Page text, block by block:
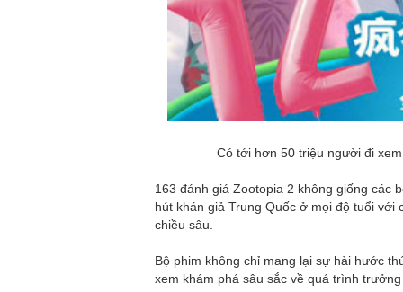
Có tới hơn 50 triệu người đi
163 đánh giá Zootopia 2 không giống các
hút khán giả Trung Quốc ở mọi độ tuổi với
chiều sâu.
Bộ phim không chỉ mang lại sự hài hước
xem khám phá sâu sắc về quá trình